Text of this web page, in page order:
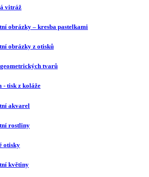
vitráž
obrázky – kresba pastelkami
obrázky z otisků
tvarů
- tisk z koláže
akvarel
rostliny
otisky
květiny